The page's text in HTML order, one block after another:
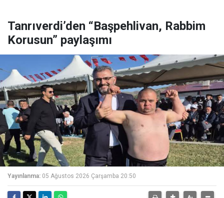
Tanrıverdi’den “Başpehlivan, Rabbim
Korusun” paylaşımı
Yayınlanma: 05 Ağustos 2026 Çarşamba 20:50